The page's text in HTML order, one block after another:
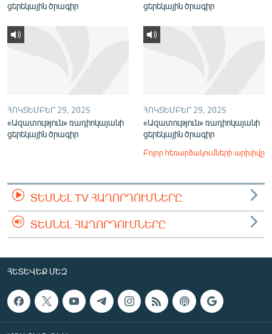
ցերեկային ծրագիր
ցերեկային ծրագիր
ՀՈԿՏԵՄԲԵՐ 29, 2025
«Ազատություն» ռադիոկայանի
ցերեկային ծրագիր
ՀՈԿՏԵՄԲԵՐ 29, 2025
«Ազատություն» ռադիոկայանի
ցերեկային ծրագիր
Բոլոր հեռարձակումների արխիվը
ՏԵՍՆԵԼ TV ՀԱՂՈՐԴՈՒՄՆԵՐԸ
ՏԵՍՆԵԼ ՀԱՂՈՐԴՈՒՄՆԵՐԸ
ՀԵՏԵՎԵՔ ՄԵԶ